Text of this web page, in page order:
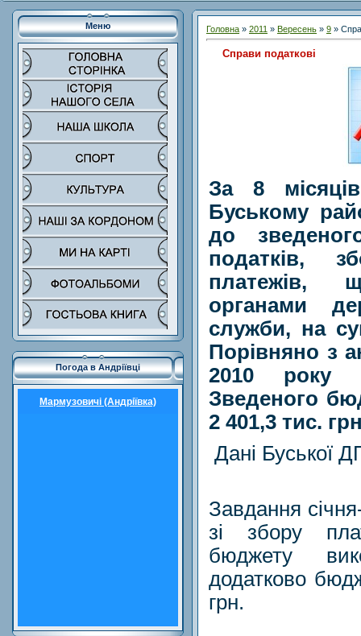
Меню
Погода в Андріївці
Мармузовичі (Андріївка)
Головна » 2011 » Вересень » 9 »
Справи податкові
За 8
Буському
до
податків,
платежів,
органами
служби, на
Порівняно з
2010 року
Зведеного
2 401,3 тис.
Дані Буської
Завдання
зі збору
бюджету
додатково
грн.